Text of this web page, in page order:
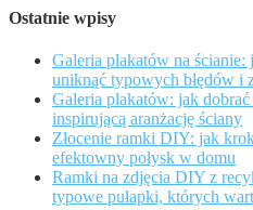
Ostatnie wpisy
Galeria plakatów na ścianie:
uniknąć typowych błędów i
Galeria plakatów: jak
inspirującą aranżację ściany
Złocenie ramki DIY: jak
efektowny połysk w domu
Ramki na zdjęcia DIY z
typowe pułapki, których